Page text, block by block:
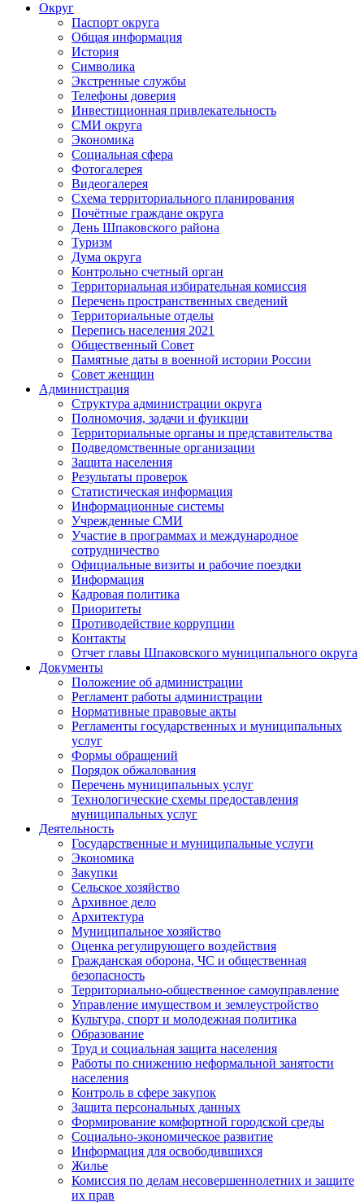
Округ
Паспорт округа
Общая информация
История
Символика
Экстренные службы
Телефоны доверия
Инвестиционная привлекательность
СМИ округа
Экономика
Социальная сфера
Фотогалерея
Видеогалерея
Схема территориального планирования
Почётные граждане округа
День Шпаковского района
Туризм
Дума округа
Контрольно счетный орган
Территориальная избирательная комиссия
Перечень пространственных сведений
Территориальные отделы
Перепись населения 2021
Общественный Совет
Памятные даты в военной истории России
Совет женщин
Администрация
Структура администрации округа
Полномочия, задачи и функции
Территориальные органы и представительства
Подведомственные организации
Защита населения
Результаты проверок
Статистическая информация
Информационные системы
Учрежденные СМИ
Участие в программах и международное
сотрудничество
Официальные визиты и рабочие поездки
Информация
Кадровая политика
Приоритеты
Противодействие коррупции
Контакты
Отчет главы Шпаковского муниципального округа
Документы
Положение об администрации
Регламент работы администрации
Нормативные правовые акты
Регламенты государственных и муниципальных
услуг
Формы обращений
Порядок обжалования
Перечень муниципальных услуг
Технологические схемы предоставления
муниципальных услуг
Деятельность
Государственные и муниципальные услуги
Экономика
Закупки
Сельское хозяйство
Архивное дело
Архитектура
Муниципальное хозяйство
Оценка регулирующего воздействия
Гражданская оборона, ЧС и общественная
безопасность
Территориально-общественное самоуправление
Управление имуществом и землеустройство
Культура, спорт и молодежная политика
Образование
Труд и социальная защита населения
Работы по снижению неформальной занятости
населения
Контроль в сфере закупок
Защита персональных данных
Формирование комфортной городской среды
Социально-экономическое развитие
Информация для освободившихся
Жилье
Комиссия по делам несовершеннолетних и защите
их прав